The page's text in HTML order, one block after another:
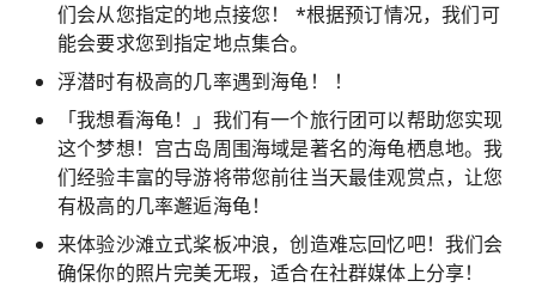
们会从您指定的地点接您！ *根据预订情况，我们可
能会要求您到指定地点集合。
浮潜时有极高的几率遇到海龟！ ！
「我想看海龟！」我们有一个旅行团可以帮助您实现
这个梦想！宫古岛周围海域是著名的海龟栖息地。我
们经验丰富的导游将带您前往当天最佳观赏点，让您
有极高的几率邂逅海龟！
来体验沙滩立式桨板冲浪，创造难忘回忆吧！我们会
确保你的照片完美无瑕，适合在社群媒体上分享！